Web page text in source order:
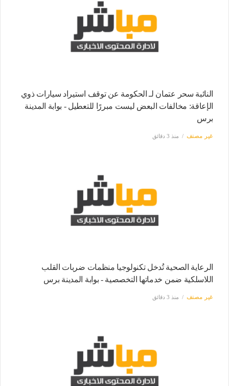
النائبة سحر عتمان لـ الحكومة عن توقف استيراد سيارات ذوي
الإعاقة: مخالفات البعض ليست مبررًا للتعطيل - بوابة المدينة
برس
غير مصنف منذ 3 دقائق
الرعاية الصحية تُدخل تكنولوجيا منظمات ضربات القلب
اللاسلكية ضمن خدماتها التخصصية - بوابة المدينة برس
غير مصنف منذ 3 دقائق